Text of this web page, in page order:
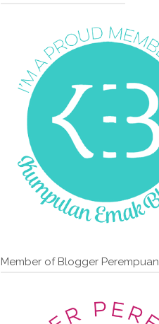
Member of Blogger Perempuan